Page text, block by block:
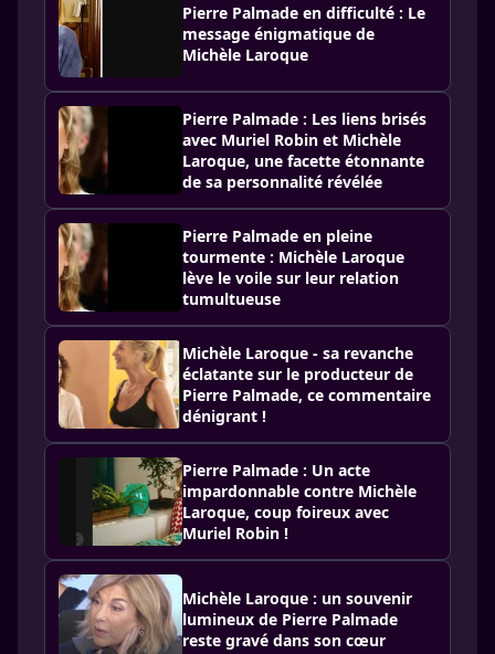
Pierre Palmade en difficulté : Le
message énigmatique de
Michèle Laroque
Pierre Palmade : Les liens brisés
avec Muriel Robin et Michèle
Laroque, une facette étonnante
de sa personnalité révélée
Pierre Palmade en pleine
tourmente : Michèle Laroque
lève le voile sur leur relation
tumultueuse
Michèle Laroque - sa revanche
éclatante sur le producteur de
Pierre Palmade, ce commentaire
dénigrant !
Pierre Palmade : Un acte
impardonnable contre Michèle
Laroque, coup foireux avec
Muriel Robin !
Michèle Laroque : un souvenir
lumineux de Pierre Palmade
reste gravé dans son cœur